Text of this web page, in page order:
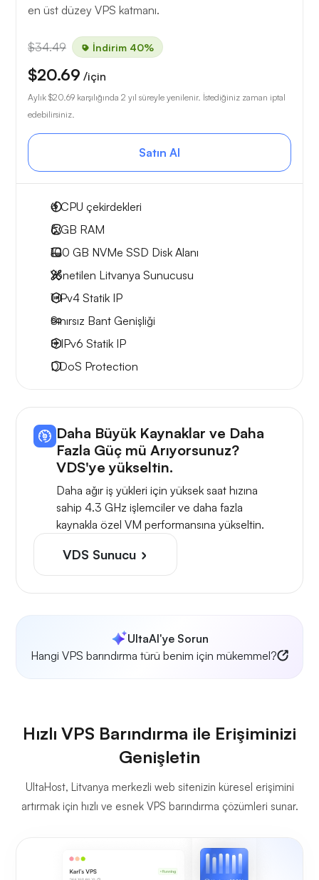
en üst düzey VPS katmanı.
$34.49 İndirim 40%
$20.69 /için
Aylık $20.69 karşılığında 2 yıl süreyle yenilenir. İstediğiniz zaman iptal
edebilirsiniz.
Satın Al
4CPU çekirdekleri
6 GB RAM
100 GB NVMe SSD Disk Alanı
Yönetilen Litvanya Sunucusu
1 IPv4 Statik IP
Sınırsız Bant Genişliği
8 IPv6 Statik IP
DDoS Protection
Daha Büyük Kaynaklar ve Daha
Fazla Güç mü Arıyorsunuz?
VDS'ye yükseltin.
Daha ağır iş yükleri için yüksek saat hızına
sahip 4.3 GHz işlemciler ve daha fazla
kaynakla özel VM performansına yükseltin.
VDS Sunucu
UltaAI'ye Sorun
Hangi VPS barındırma türü benim için mükemmel?
Hızlı VPS Barındırma ile Erişiminizi
Genişletin
UltaHost, Litvanya merkezli web sitenizin küresel erişimini
artırmak için hızlı ve esnek VPS barındırma çözümleri sunar.